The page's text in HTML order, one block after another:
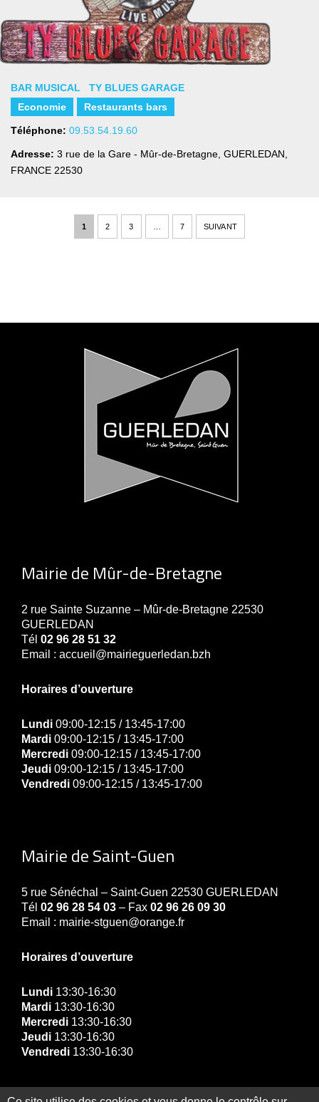
BAR MUSICAL TY BLUES GARAGE
Economie
Restaurants bars
Téléphone: 09.53.54.19.60
Adresse: 3 rue de la Gare - Mûr-de-Bretagne GUERLEDAN,
FRANCE 22530
1 2 3 7 SUIVANT
Mairie de Mûr-de-Bretagne
2 rue Sainte Suzanne – Mûr-de-Bretagne 22530
GUERLEDAN
Tél 02 96 28 51 32
Email : accueil@mairieguerledan.bzh
Horaires d’ouverture
Lundi 09:00-12:15 / 13:45-17:00
Mardi 09:00-12:15 / 13:45-17:00
Mercredi 09:00-12:15 / 13:45-17:00
Jeudi 09:00-12:15 / 13:45-17:00
Vendredi 09:00-12:15 / 13:45-17:00
Mairie de Saint-Guen
5 rue Sénéchal – Saint-Guen 22530 GUERLEDAN
Tél 02 96 28 54 03 – Fax 02 96 26 09 30
Email : mairie-stguen@orange.fr
Horaires d’ouverture
Lundi 13:30-16:30
Mardi 13:30-16:30
Mercredi 13:30-16:30
Jeudi 13:30-16:30
Vendredi 13:30-16:30